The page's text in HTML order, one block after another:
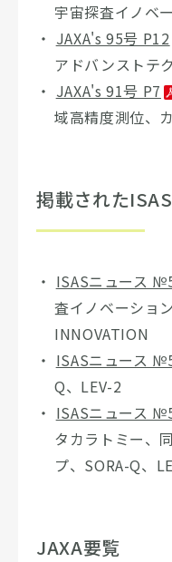
宇宙探査イノベ
JAXA's 95号 P12
アドバンストテ
JAXA's 91号 P7
域高精度測位、
掲載された
ISASニュース
査イノベーショ
INNOVATION
ISASニュース
Q、LEV-2
ISASニュース
タカラトミー、
プ、SORA-Q、
JAXA要覧